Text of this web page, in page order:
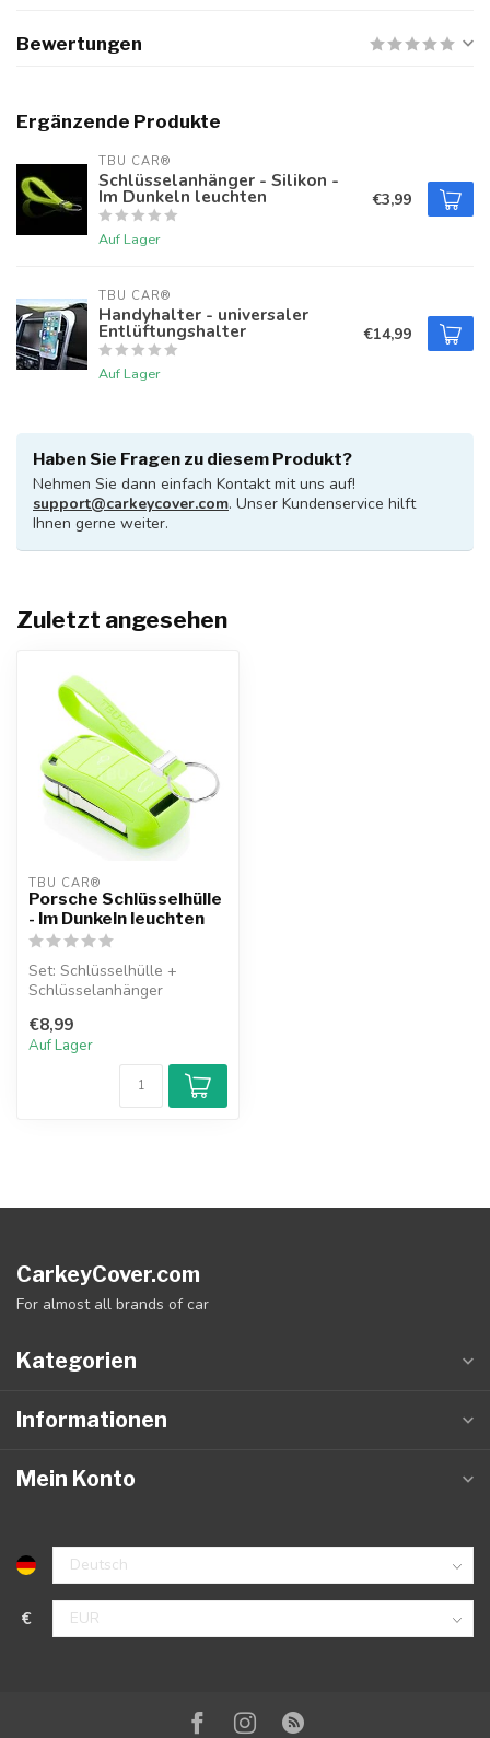
Bewertungen
Ergänzende Produkte
TBU CAR®
Schlüsselanhänger - Silikon -
Im Dunkeln leuchten
Auf Lager
€3,99
TBU CAR®
Handyhalter - universaler
Entlüftungshalter
Auf Lager
€14,99
Haben Sie Fragen zu diesem Produkt?
Nehmen Sie dann einfach Kontakt mit uns auf!
support@carkeycover.com. Unser Kundenservice hilft
Ihnen gerne weiter.
Zuletzt angesehen
TBU CAR®
Porsche Schlüsselhülle
- Im Dunkeln leuchten
Set: Schlüsselhülle +
Schlüsselanhänger
€8,99
Auf Lager
CarkeyCover.com
For almost all brands of car
Kategorien
Informationen
Mein Konto
€